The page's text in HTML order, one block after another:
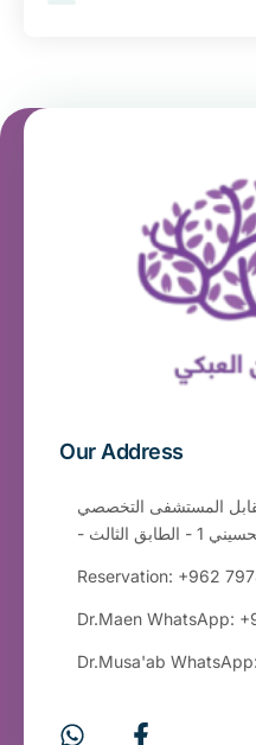
Our Address
المستشفى التخصصي
الثالث
Reservation: +962
Dr.Maen WhatsApp:
Dr.Musa'ab